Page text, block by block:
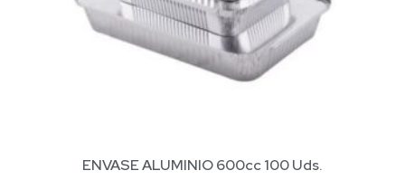
ENVASE ALUMINIO 600cc 100 Uds.